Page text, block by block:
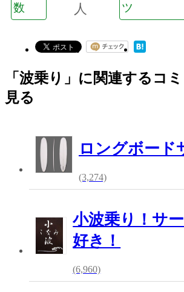
数
人
ツ
「波乗り」に関連するコ
見る
ロングボード
(3,274)
小波乗り！サ
好き！
(6,960)